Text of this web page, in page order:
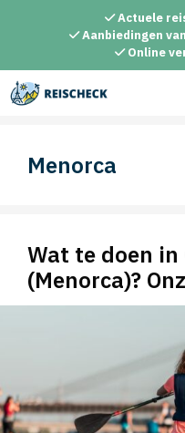
inhoud
Actuele
Aanbiedingen
Online
Menorca
Wat te doen in
(Menorca)?